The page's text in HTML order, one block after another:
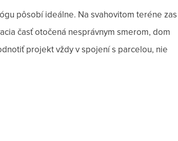
pôsobí ideálne. Na svahovitom teréne zas
časť otočená nesprávnym smerom, dom
projekt vždy v spojení s parcelou, nie